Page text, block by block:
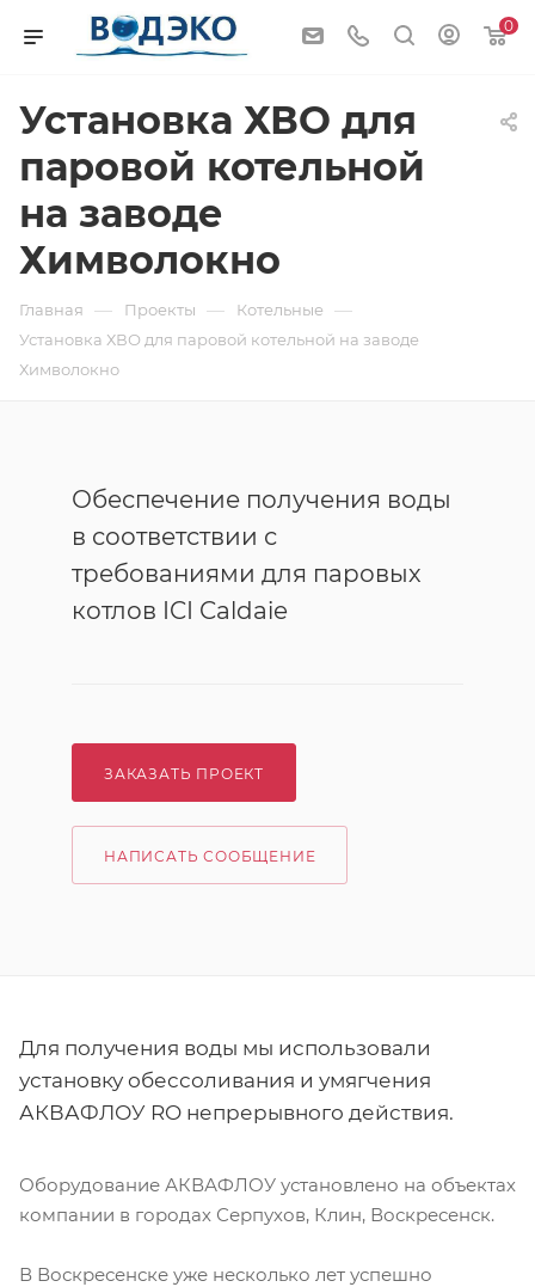
0
Установка ХВО для
паровой котельной
на заводе
Химволокно
Главная — Проекты — Котельные —
Установка ХВО для паровой котельной на заводе
Химволокно
Обеспечение получения воды
в соответствии с
требованиями для паровых
котлов ICI Caldaie
ЗАКАЗАТЬ ПРОЕКТ
НАПИСАТЬ СООБЩЕНИЕ
Для получения воды мы использовали
установку обессоливания и умягчения
АКВАФЛОУ RO непрерывного действия.
Оборудование АКВАФЛОУ установлено на объектах
компании в городах Серпухов, Клин, Воскресенск.
В Воскресенске уже несколько лет успешно